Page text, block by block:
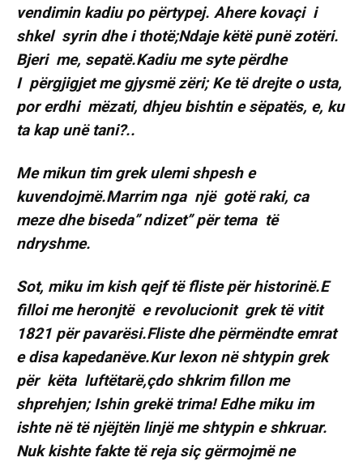
vendimin kadiu po përtypej. Ahere kovaçi i
shkel syrin dhe i thotë;Ndaje këtë punë zotëri.
Bjeri me, sepatë.Kadiu me syte përdhe
I përgjigjet me gjysmë zëri; Ke të drejte o usta,
por erdhi mëzati, dhjeu bishtin e sëpatës, e, ku
ta kap unë tani?..
Me mikun tim grek ulemi shpesh e
kuvendojmë.Marrim nga një gotë raki, ca
meze dhe biseda’’ ndizet’’ për tema të
ndryshme.
Sot, miku im kish qejf të fliste për historinë.E
filloi me heronjtë e revolucionit grek të vitit
1821 për pavarësi.Fliste dhe përmëndte emrat
e disa kapedanëve.Kur lexon në shtypin grek
për këta luftëtarë,çdo shkrim fillon me
shprehjen; Ishin grekë trima! Edhe miku im
ishte në të njëjtën linjë me shtypin e shkruar.
Nuk kishte fakte të reja siç gërmojmë ne